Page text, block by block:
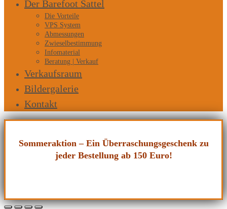
Der Barefoot Sattel
Die Vorteile
VPS System
Abmessungen
Zwieselbestimmung
Infomaterial
Beratung | Verkauf
Verkaufsraum
Bildergalerie
Kontakt
Sommeraktion – Ein Überraschungsgeschenk zu
jeder Bestellung ab 150 Euro!